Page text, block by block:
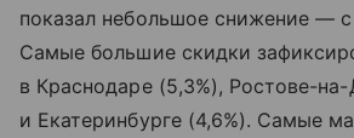
показал небольшое снижение — с
Самые большие скидки
в Краснодаре (5,3%), Ростове-на-
и Екатеринбурге (4,6%). Самые